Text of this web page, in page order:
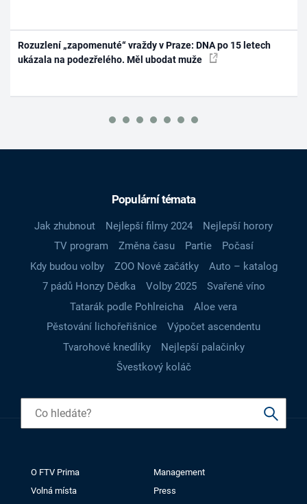
Rozuzlení „zapomenuté“ vraždy v Praze: DNA po 15 letech
ukázala na podezřelého. Měl ubodat muže
Populární témata
Jak zhubnout Nejlepší filmy 2024
Nejlepší horory
TV program
Změna času Partie
Počasí
Kdy budou volby
ZOO Nové začátky
Auto – katalog
7 pádů Honzy Dědka
Volby 2025
Svařené víno
Tatarák podle Pohlreicha
Aloe vera
Pěstování lichořeřišnice
Výpočet ascendentu
Tvarohové knedlíky
Nejlepší palačinky
Švestkový koláč
O FTV Prima
Management
Volná místa
Press